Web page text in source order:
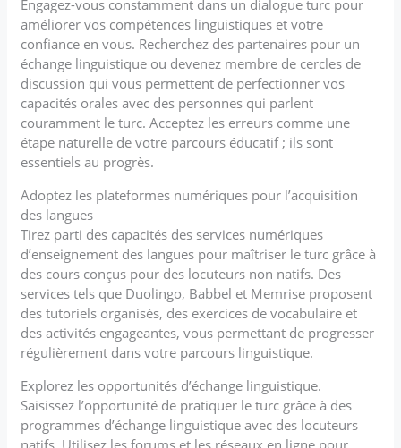
Engagez-vous constamment dans un dialogue turc pour
améliorer vos compétences linguistiques et votre
confiance en vous. Recherchez des partenaires pour un
échange linguistique ou devenez membre de cercles de
discussion qui vous permettent de perfectionner vos
capacités orales avec des personnes qui parlent
couramment le turc. Acceptez les erreurs comme une
étape naturelle de votre parcours éducatif ; ils sont
essentiels au progrès.
Adoptez les plateformes numériques pour l’acquisition
des langues
Tirez parti des capacités des services numériques
d’enseignement des langues pour maîtriser le turc grâce à
des cours conçus pour des locuteurs non natifs. Des
services tels que Duolingo, Babbel et Memrise proposent
des tutoriels organisés, des exercices de vocabulaire et
des activités engageantes, vous permettant de progresser
régulièrement dans votre parcours linguistique.
Explorez les opportunités d’échange linguistique.
Saisissez l’opportunité de pratiquer le turc grâce à des
programmes d’échange linguistique avec des locuteurs
natifs. Utilisez les forums et les réseaux en ligne pour